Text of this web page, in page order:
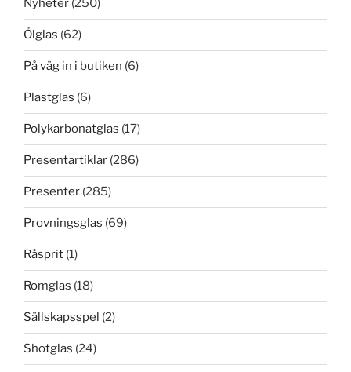
Nyheter (250)
Ölglas (62)
På väg in i butiken (6)
Plastglas (6)
Polykarbonatglas (17)
Presentartiklar (286)
Presenter (285)
Provningsglas (69)
Råsprit (1)
Romglas (18)
Sällskapsspel (2)
Shotglas (24)